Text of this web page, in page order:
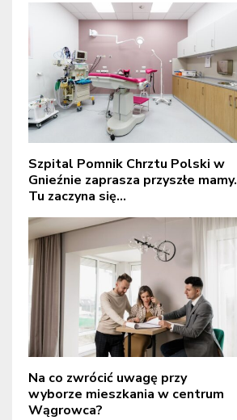
Szpital Pomnik Chrztu Polski w
Gnieźnie zaprasza przyszłe mamy.
Tu zaczyna się...
Na co zwrócić uwagę przy
wyborze mieszkania w centrum
Wągrowca?